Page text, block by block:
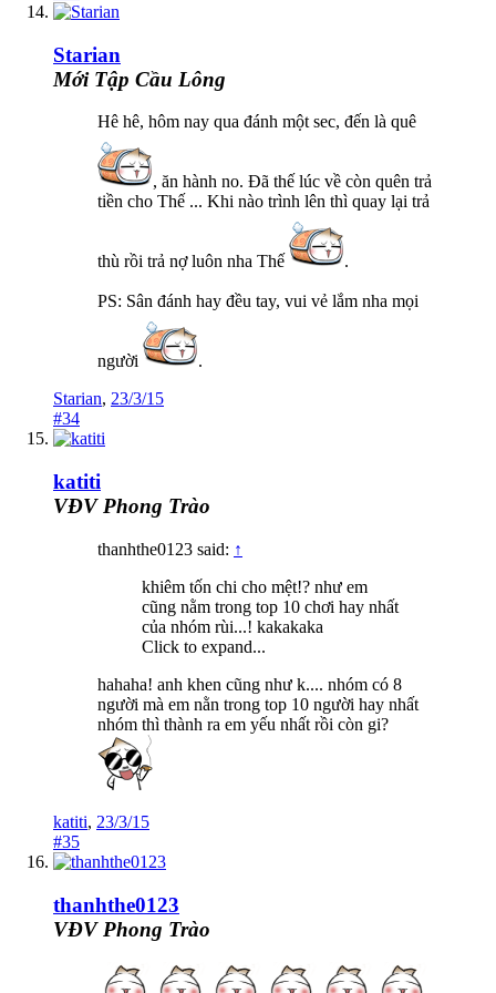
Starian
Mới Tập Cầu Lông
Hê hê, hôm nay qua đánh một sec, đến là quê
, ăn hành no. Đã thế lúc về còn quên trả
tiền cho Thế ... Khi nào trình lên thì quay lại trả
thù rồi trả nợ luôn nha Thế .
PS: Sân đánh hay đều tay, vui vẻ lắm nha mọi
người
.
Starian, 23/3/15
#34
katiti
VĐV Phong Trào
thanhthe0123 said: ↑
khiêm tốn chi cho mệt!? như em
cũng nằm trong top 10 chơi hay nhất
của nhóm rùi...! kakakaka
Click to expand...
hahaha! anh khen cũng như k.... nhóm có 8
người mà em nằn trong top 10 người hay nhất
nhóm thì thành ra em yếu nhất rồi còn gi?
katiti, 23/3/15
#35
thanhthe0123
VĐV Phong Trào